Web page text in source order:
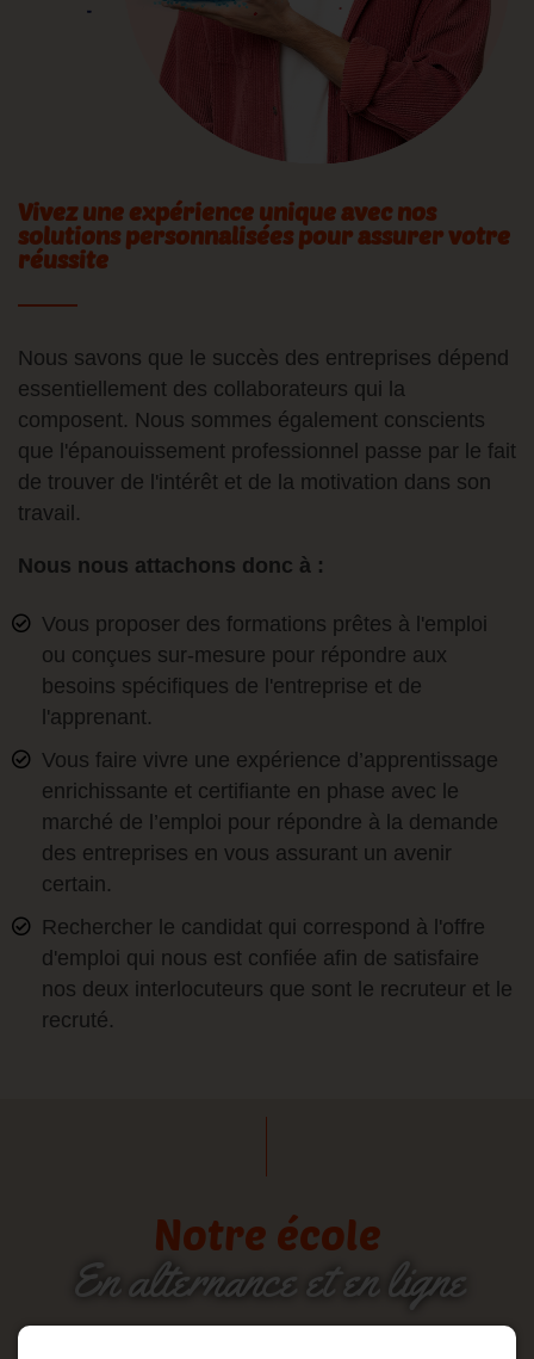
Vivez une expérience unique avec nos
solutions personnalisées pour assurer votre
réussite
Nous savons que le succès des entreprises dépend
essentiellement des collaborateurs qui la
composent. Nous sommes également conscients
que l'épanouissement professionnel passe par le fait
de trouver de l'intérêt et de la motivation dans son
travail.
Nous nous attachons donc à :
Vous proposer des formations prêtes à l'emploi
ou conçues sur-mesure pour répondre aux
besoins spécifiques de l'entreprise et de
l'apprenant.
Vous faire vivre une expérience d’apprentissage
enrichissante et certifiante en phase avec le
marché de l’emploi pour répondre à la demande
des entreprises en vous assurant un avenir
certain.
Rechercher le candidat qui correspond à l'offre
d'emploi qui nous est confiée afin de satisfaire
nos deux interlocuteurs que sont le recruteur et le
recruté.
Notre école
En alternance et en ligne